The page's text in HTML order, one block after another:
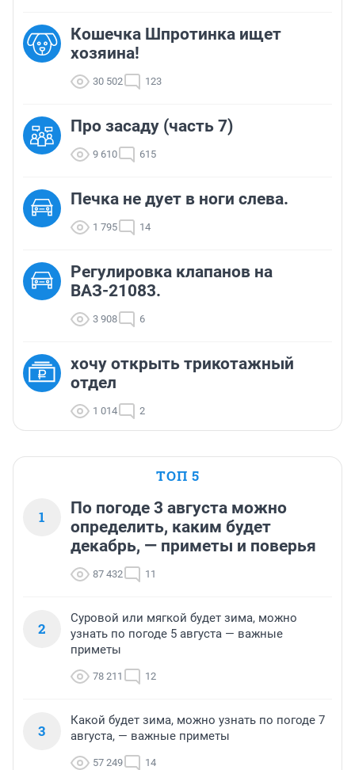
Кошечка Шпротинка ищет
хозяина!
30 502 123
Про засаду (часть 7)
9 610 615
Печка не дует в ноги слева.
1 795 14
Регулировка клапанов на
ВАЗ-21083.
3 908 6
хочу открыть трикотажный
отдел
1 014 2
ТОП 5
1
По погоде 3 августа можно
определить, каким будет
декабрь, — приметы и поверья
87 432 11
2
Суровой или мягкой будет зима, можно
узнать по погоде 5 августа — важные
приметы
78 211 12
3
Какой будет зима, можно узнать по погоде 7
августа, — важные приметы
57 249 14